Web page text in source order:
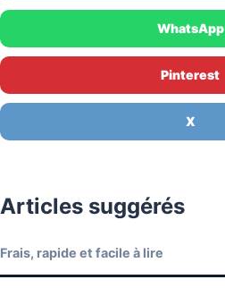
WhatsApp
Pinterest
X
Articles suggérés
Frais, rapide et facile à lire